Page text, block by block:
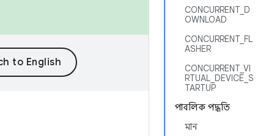
CONCURRENT_D
OWNLOAD
CONCURRENT_FL
ASHER
CONCURRENT_VI
RTUAL_DEVICE_S
TARTUP
পাবলিক পদ্ধতি
মান